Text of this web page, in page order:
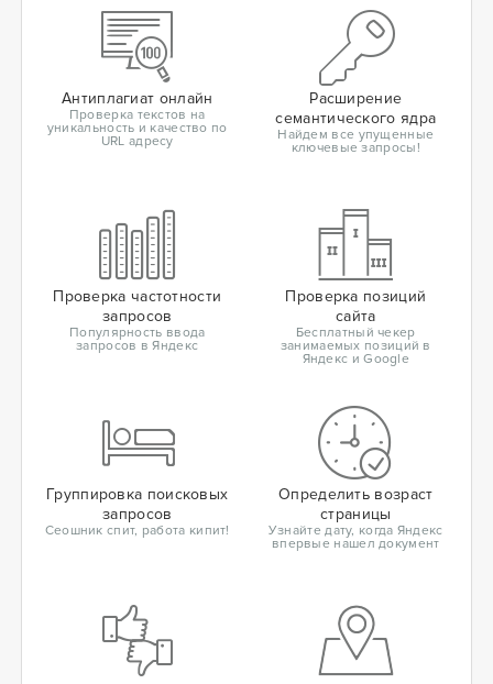
Антиплагиат онлайн
Проверка текстов на
уникальность и качество по
URL адресу
Расширение
семантического ядра
Найдем все упущенные
ключевые запросы!
Проверка частотности
запросов
Популярность ввода
запросов в Яндекс
Проверка позиций
сайта
Бесплатный чекер
занимаемых позиций в
Яндекс и Google
Группировка поисковых
запросов
Сеошник спит, работа кипит!
Определить возраст
страницы
Узнайте дату, когда Яндекс
впервые нашел документ